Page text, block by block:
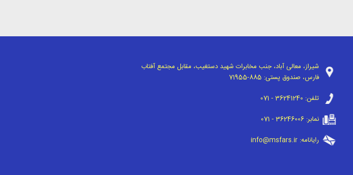
شیراز، معالی آباد، جنب مخابرات شهید دستغیب، مقابل مجتمع آفتاب
فارس، صندوق پستی: 71955-885
تلفن: 071 - 36241240
نمابر: 071 - 36246006
رایانامه: info@msfars.ir